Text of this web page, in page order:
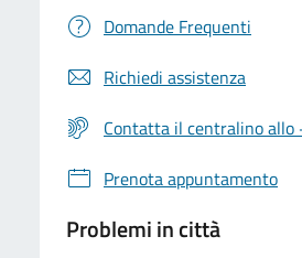
Domande Frequenti
Richiedi assistenza
Contatta il centralino allo
Prenota appuntamento
Problemi in città